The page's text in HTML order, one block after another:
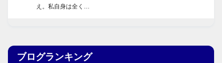
え。私自身は全く…
ブログランキング